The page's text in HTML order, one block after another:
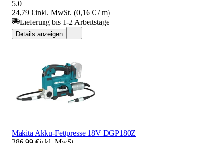
5.0
24,79 €inkl. MwSt. (0,16 € / m)
Lieferung bis 1-2 Arbeitstage
Details anzeigen
Makita Akku-Fettpresse 18V DGP180Z